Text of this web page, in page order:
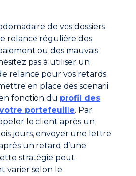
de vos dossiers
relance régulière des
ou des mauvais
pas à utiliser un
relance pour vos retards
en place des scenarii
fonction du profil des
portefeuille. Par
le client après un
jours, envoyer une lettre
un retard d’une
stratégie peut
varier selon le